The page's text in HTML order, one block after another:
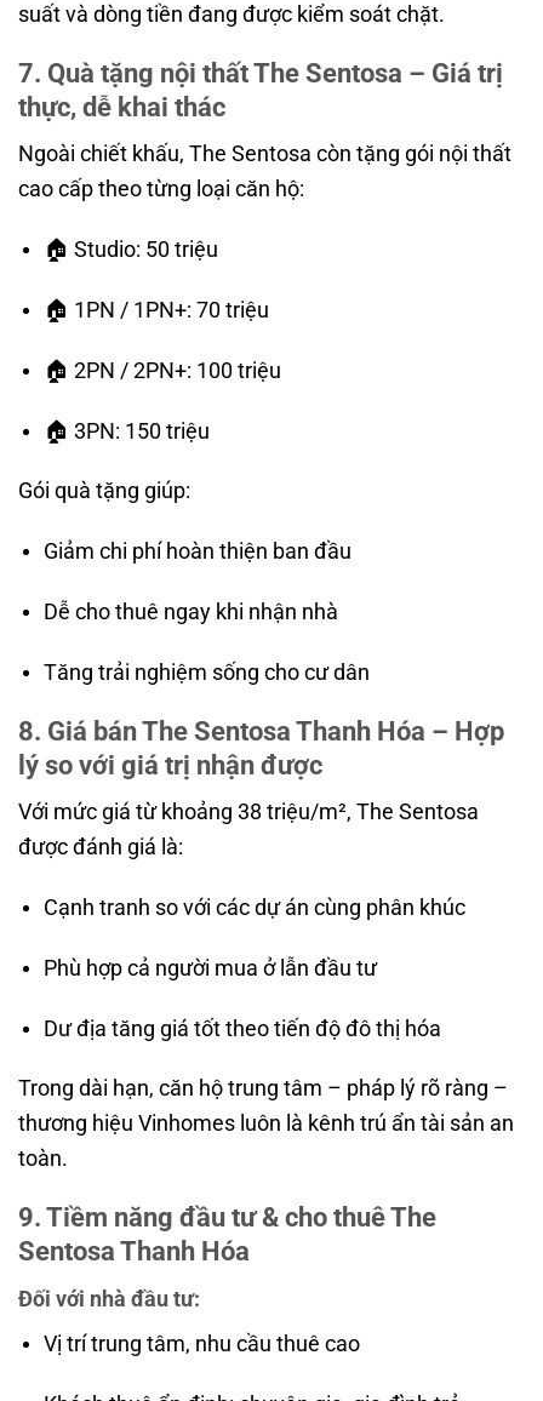
suất và dòng tiền đang được kiểm soát chặt.
7. Quà tặng nội thất The Sentosa – Giá trị
thực, dễ khai thác
Ngoài chiết khấu, The Sentosa còn tặng gói nội thất
cao cấp theo từng loại căn hộ:
🏠 Studio: 50 triệu
🏠 1PN / 1PN+: 70 triệu
🏠 2PN / 2PN+: 100 triệu
🏠 3PN: 150 triệu
Gói quà tặng giúp:
Giảm chi phí hoàn thiện ban đầu
Dễ cho thuê ngay khi nhận nhà
Tăng trải nghiệm sống cho cư dân
8. Giá bán The Sentosa Thanh Hóa – Hợp
lý so với giá trị nhận được
Với mức giá từ khoảng 38 triệu/m², The Sentosa
được đánh giá là:
Cạnh tranh so với các dự án cùng phân khúc
Phù hợp cả người mua ở lẫn đầu tư
Dư địa tăng giá tốt theo tiến độ đô thị hóa
Trong dài hạn, căn hộ trung tâm – pháp lý rõ ràng –
thương hiệu Vinhomes luôn là kênh trú ẩn tài sản an
toàn.
9. Tiềm năng đầu tư & cho thuê The
Sentosa Thanh Hóa
Đối với nhà đầu tư:
Vị trí trung tâm, nhu cầu thuê cao